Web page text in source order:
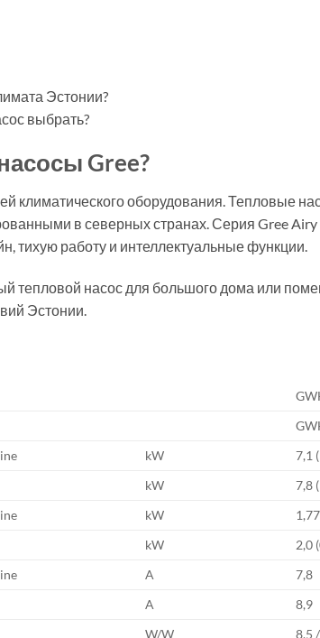
Эстонии?
выбрать?
Gree?
климатического оборудования. Тепловые
в северных странах. Серия Gree
тихую работу и интеллектуальные функции.
насос для большого дома или
Эстонии.
kW
7,1
kW 7,8
kW
kW 2,0
A
7,8
A
8,9
W/W 8,5